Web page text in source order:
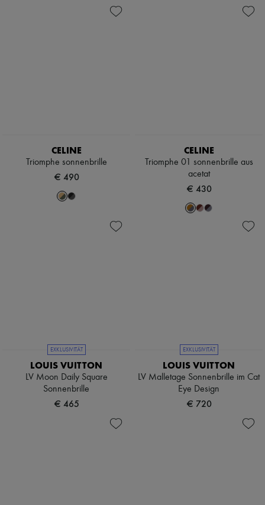
CELINE
Triomphe sonnenbrille
€ 490
CELINE
Triomphe 01 sonnenbrille aus
acetat
€ 430
EXKLUSIVITÄT
LOUIS VUITTON
LV Moon Daily Square
Sonnenbrille
€ 465
EXKLUSIVITÄT
LOUIS VUITTON
LV Malletage Sonnenbrille im Cat
Eye Design
€ 720